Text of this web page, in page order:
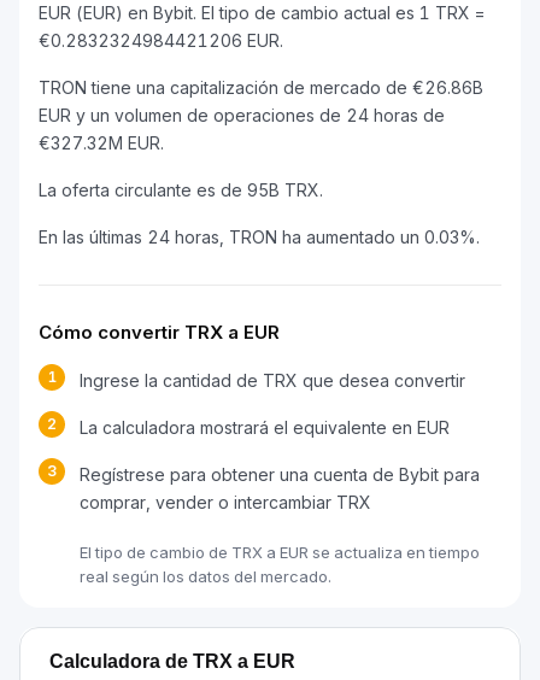
EUR (EUR) en Bybit. El tipo de cambio actual es 1 TRX =
€0.2832324984421206 EUR.
TRON tiene una capitalización de mercado de €26.86B
EUR y un volumen de operaciones de 24 horas de
€327.32M EUR.
La oferta circulante es de 95B TRX.
En las últimas 24 horas, TRON ha aumentado un 0.03%.
Cómo convertir TRX a EUR
1 Ingrese la cantidad de TRX que desea convertir
2 La calculadora mostrará el equivalente en EUR
3
Regístrese para obtener una cuenta de Bybit para
comprar, vender o intercambiar TRX
El tipo de cambio de TRX a EUR se actualiza en tiempo
real según los datos del mercado.
Calculadora de TRX a EUR